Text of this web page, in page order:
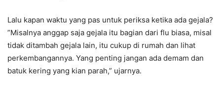
Lalu kapan waktu yang pas untuk periksa ketika ada gejala?
”Misalnya anggap saja gejala itu bagian dari flu biasa, misal
tidak ditambah gejala lain, itu cukup di rumah dan lihat
perkembangannya. Yang penting jangan ada demam dan
batuk kering yang kian parah,” ujarnya.